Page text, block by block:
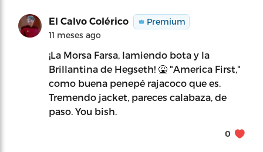
El Calvo Colérico
Premium
11 meses ago
¡La Morsa Farsa, lamiendo bota y la
Brillantina de Hegseth! 🤮 "America First,"
como buena penepé rajacoco que es.
Tremendo jacket, pareces calabaza, de
paso. You bish.
0